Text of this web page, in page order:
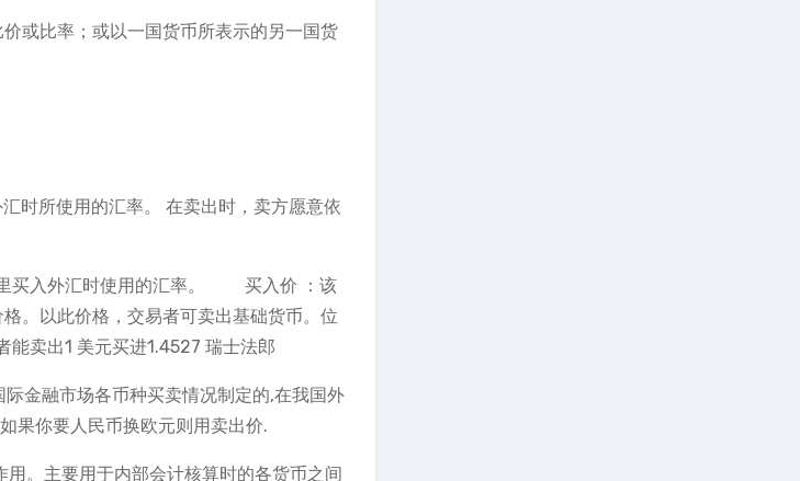
或比率；或以一国货币所表示的另一国货
时所使用的汇率。 在卖出时，卖方愿意依
里买入外汇时使用的汇率。 买入价 ：该
。以此价格，交易者可卖出基础货币。位
卖出1 美元买进1.4527 瑞士法郎
金融市场各币种买卖情况制定的,在我国外
果你要人民币换欧元则用卖出价.
。主要用于内部会计核算时的各货币之间